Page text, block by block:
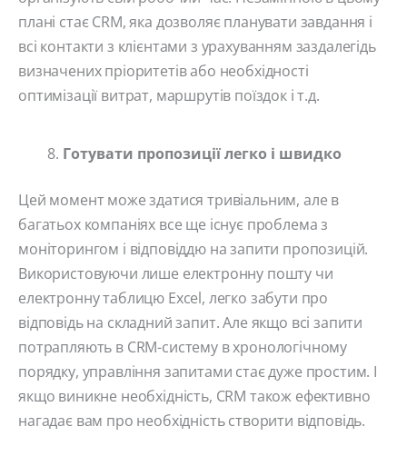
плані стає CRM, яка дозволяє планувати завдання і
всі контакти з клієнтами з урахуванням заздалегідь
визначених пріоритетів або необхідності
оптимізації витрат, маршрутів поїздок і т.д.
Готувати пропозиції легко і швидко
Цей момент може здатися тривіальним, але в
багатьох компаніях все ще існує проблема з
моніторингом і відповіддю на запити пропозицій.
Використовуючи лише електронну пошту чи
електронну таблицю Excel, легко забути про
відповідь на складний запит. Але якщо всі запити
потрапляють в CRM-систему в хронологічному
порядку, управління запитами стає дуже простим. І
якщо виникне необхідність, CRM також ефективно
нагадає вам про необхідність створити відповідь.